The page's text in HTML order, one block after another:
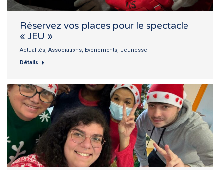
Réservez vos places pour le spectacle
« JEU »
Actualités, Associations, Evénements, Jeunesse
Détails